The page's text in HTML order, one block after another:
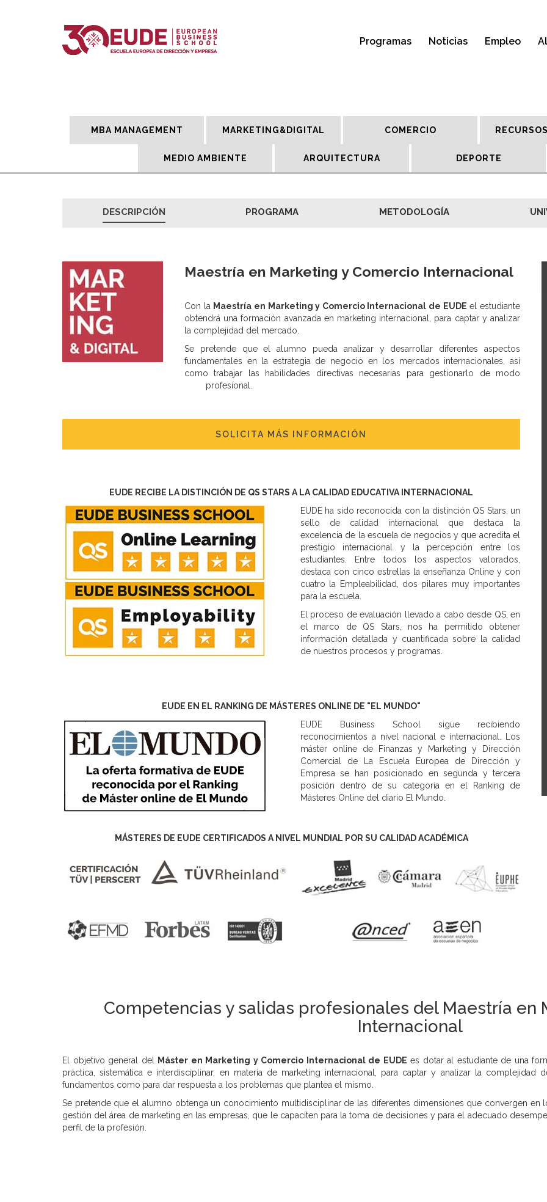
Programas Noticias Empleo
MBA MANAGEMENT MARKETING&DIGITAL COMERCIO
MEDIO AMBIENTE ARQUITECTURA DEPORTE
DESCRIPCIÓN PROGRAMA METODOLOGÍA
Maestría en Marketing y Comercio Internacional
Con la Maestría en Marketing y Comercio Internacional de EUDE el estudiante
obtendrá una formación avanzada en marketing internacional, para captar y analizar
la complejidad del mercado.
Se pretende que el alumno pueda analizar y desarrollar diferentes aspectos
fundamentales en la estrategia de negocio en los mercados internacionales, así
como trabajar las habilidades directivas necesarias para gestionarlo de modo
profesional.
SOLICITA MÁS INFORMACIÓN
EUDE RECIBE LA DISTINCIÓN DE QS STARS A LA CALIDAD EDUCATIVA INTERNACIONAL
EUDE ha sido reconocida con la distinción QS Stars, un
sello de calidad internacional que destaca la
excelencia de la escuela de negocios y que acredita el
prestigio internacional y la percepción entre los
estudiantes. Entre todos los aspectos valorados,
destaca con cinco estrellas la enseñanza Online y con
cuatro la Empleabilidad, dos pilares muy importantes
para la escuela.
El proceso de evaluación llevado a cabo desde QS, en
el marco de QS Stars, nos ha permitido obtener
información detallada y cuantificada sobre la calidad
de nuestros procesos y programas.
EUDE EN EL RANKING DE MÁSTERES ONLINE DE "EL MUNDO"
EUDE Business School sigue recibiendo
reconocimientos a nivel nacional e internacional. Los
máster online de Finanzas y Marketing y Dirección
Comercial de La Escuela Europea de Dirección y
Empresa se han posicionado en segunda y tercera
posición dentro de su categoría en el Ranking de
Másteres Online del diario El Mundo.
MÁSTERES DE EUDE CERTIFICADOS A NIVEL MUNDIAL POR SU CALIDAD ACADÉMICA
Competencias y salidas profesionales del Maestría en
Internacional
El objetivo general del Máster en Marketing y Comercio Internacional de EUDE es dotar al estudiante de una
práctica, sistemática e interdisciplinar, en materia de marketing internacional, para captar y analizar la
fundamentos como para dar respuesta a los problemas que plantea el mismo.
Se pretende que el alumno obtenga un conocimiento multidisciplinar de las diferentes dimensiones que convergen
gestión del área de marketing en las empresas, que le capaciten para la toma de decisiones y para el adecuado
perfil de la profesión.